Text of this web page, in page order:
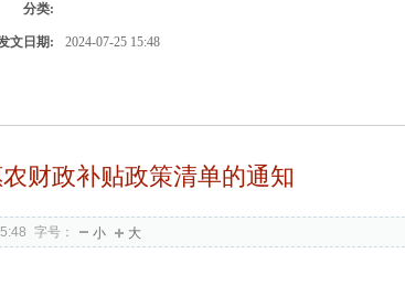
分类:
文日期: 2024-07-25 15:48
财政补贴政策清单的通知
字号： 小 大